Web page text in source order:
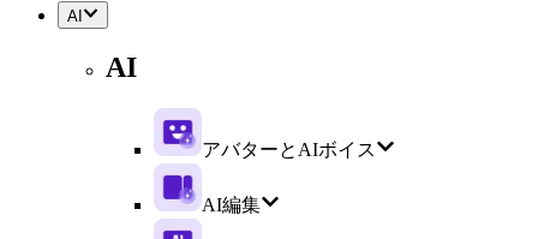
AI
AI
アバターとAIボイス
AI編集